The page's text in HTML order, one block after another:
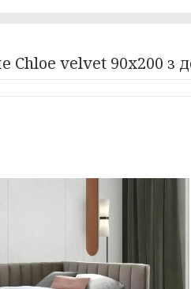
Chloe velvet 90x200